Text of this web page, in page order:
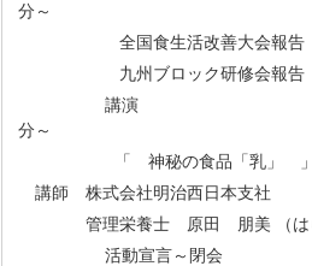
分～
全国食生活改善大会報告
九州ブロック研修会報告
講演
分～
「 神秘の食品「乳」 」
講師 株式会社明治西日本支社
管理栄養士 原田 朋美 （は
活動宣言～閉会